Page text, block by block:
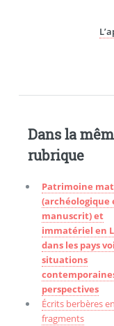
Dans la
rubrique
Patrimoine
(archéologique
manuscrit) et
immatériel en
dans les pays
situations
perspectives
Écrits berbères en
fragments